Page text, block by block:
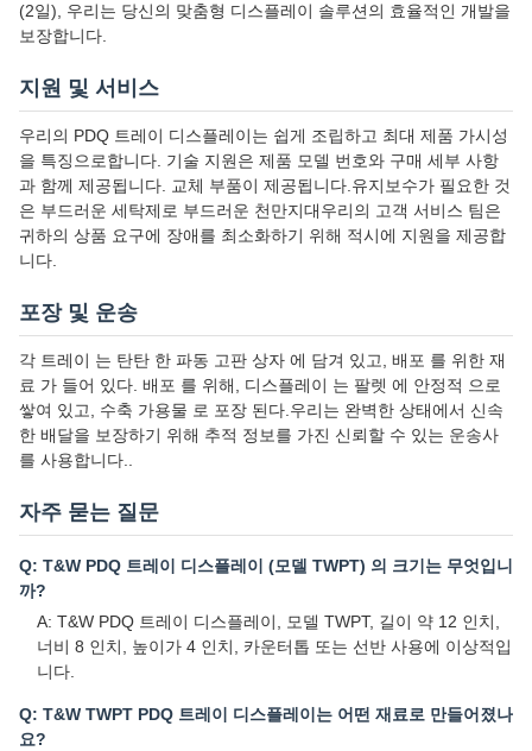
(2일), 우리는 당신의 맞춤형 디스플레이 솔루션의 효율적인 개발을
보장합니다.
지원 및 서비스
우리의 PDQ 트레이 디스플레이는 쉽게 조립하고 최대 제품 가시성
을 특징으로합니다. 기술 지원은 제품 모델 번호와 구매 세부 사항
과 함께 제공됩니다. 교체 부품이 제공됩니다.유지보수가 필요한 것
은 부드러운 세탁제로 부드러운 천만지대우리의 고객 서비스 팀은
귀하의 상품 요구에 장애를 최소화하기 위해 적시에 지원을 제공합
니다.
포장 및 운송
각 트레이 는 탄탄 한 파동 고판 상자 에 담겨 있고, 배포 를 위한 재
료 가 들어 있다. 배포 를 위해, 디스플레이 는 팔렛 에 안정적 으로
쌓여 있고, 수축 가용물 로 포장 된다.우리는 완벽한 상태에서 신속
한 배달을 보장하기 위해 추적 정보를 가진 신뢰할 수 있는 운송사
를 사용합니다..
자주 묻는 질문
Q: T&W PDQ 트레이 디스플레이 (모델 TWPT) 의 크기는 무엇입니
까?
A: T&W PDQ 트레이 디스플레이, 모델 TWPT, 길이 약 12 인치,
너비 8 인치, 높이가 4 인치, 카운터톱 또는 선반 사용에 이상적입
니다.
Q: T&W TWPT PDQ 트레이 디스플레이는 어떤 재료로 만들어졌나
요?